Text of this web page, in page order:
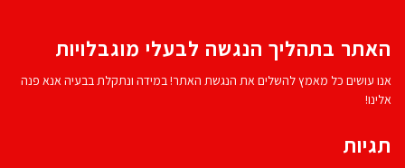
האתר בתהליך הנגשה לבעלי מוגבלויות
אנו עושים כל מאמץ להשלים את הנגשת האתר! במידה ונתקלת בבעיה אנא פנה
אלינו!
תגיות